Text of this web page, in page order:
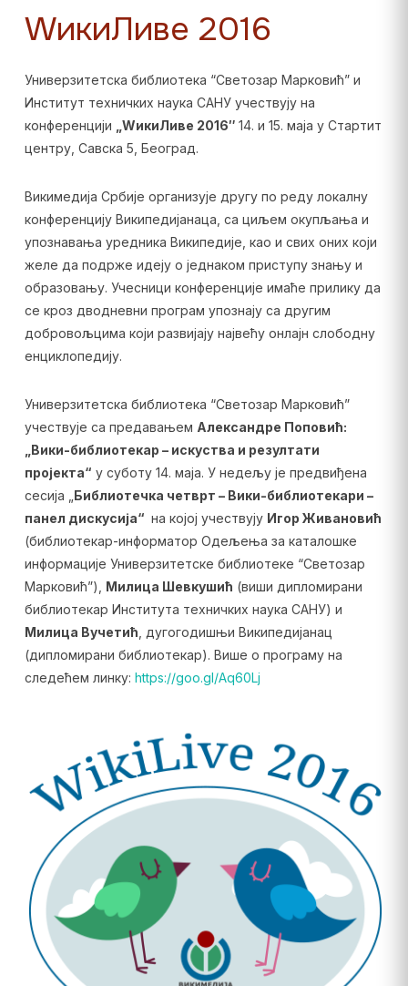
WикиЛиве 2016
Универзитетска библиотека “Светозар Марковић” и
Институт техничких наука САНУ учествују на
конференцији
WикиЛиве 2016″ 14. и 15. маја у Стартит
центру, Савска 5, Београд.
Викимедија Србије организује другу по реду локалну
конференцију Википедијанаца, са циљем окупљања и
упознавања уредника Википедије, као и свих оних који
желе да подрже идеју о једнаком приступу знању и
образовању. Учесници конференције имаће прилику да
се кроз дводневни програм упознају са другим
добровољцима који развијају највећу онлајн слободну
енциклопедију.
Универзитетска библиотека “Светозар Марковић”
учествује са предавањем Александре Поповић:
Вики-библиотекар – искуства и резултати
пројекта“ у суботу 14. маја. У недељу је предвиђена
сесија „ Библиотечка четврт – Вики-библиотекари –
панел дискусија“ на којој учествују Игор Живановић
(библиотекар-информатор Одељења за каталошке
информације Универзитетске библиотеке “Светозар
Марковић”), Милица Шевкушић (виши дипломирани
библиотекар Института техничких наука САНУ) и
Милица Вучетић , дугогодишњи Википедијанац
(дипломирани библиотекар). Више о програму на
следећем линку: https://goo.gl/Aq60Lj